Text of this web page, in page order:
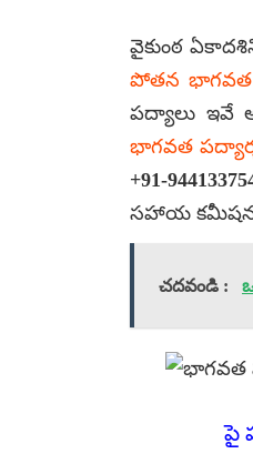
వైకుంఠ
పోతన భాగవత
పద్యాలు ఇవే
భాగవత
+91-
సహాయ
చదవండి :
పై